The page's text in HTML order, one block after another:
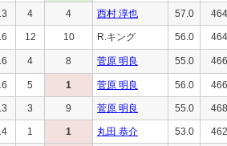
4 4 西村 淳也 57.0 464
12 10 R.キング 56.0 464
4 8 菅原 明良 55.0 466
5 1 菅原 明良 56.0 466
3 9 菅原 明良 55.0 468
1 1 丸田 恭介 53.0 462